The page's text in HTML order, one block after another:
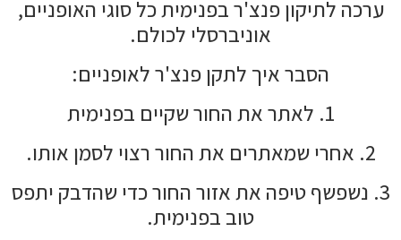
ערכה לתיקון פנצ'ר בפנימית כל סוגי האופניים,
אוניברסלי לכולם.
הסבר איך לתקן פנצ'ר לאופניים:
1. לאתר את החור שקיים בפנימית
2. אחרי שמאתרים את החור רצוי לסמן אותו.
3. נשפשף טיפה את אזור החור כדי שהדבק יתפס
טוב בפנימית.